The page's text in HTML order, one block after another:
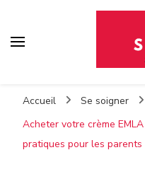
Accueil
Se soigner
Acheter votre crème
pratiques pour les parents